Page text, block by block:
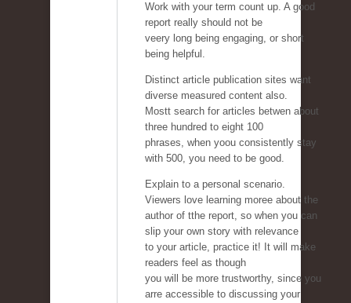
Work with your term count up. A good
report really should not be
veery long being engaging, or short
being helpful.
Distinct article publication sites want
diverse measured content also.
Mostt search for articles betwen about
three hundred to eight 100
phrases, when yoou consistently stay
with 500, you need to be good.
Explain to a personal scenario.
Viewers love learning moree about the
author of tthe report, so when you can
slip your own story with relevance
to your article, practice it! It will make
readers feel as though
you will be more trustworthy, since you
arre accessible to discussing your